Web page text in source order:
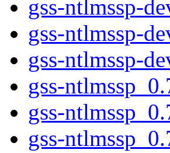
gss-ntlmssp-
gss-ntlmssp-
gss-ntlmssp-
gss-
gss-
gss-